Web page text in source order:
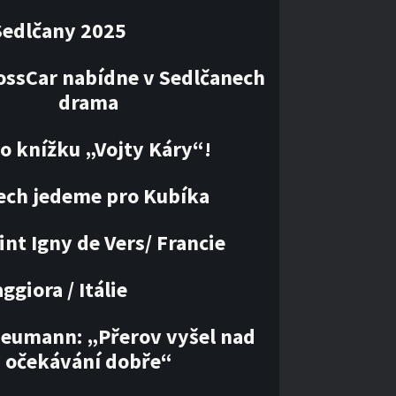
2025
nabídne v Sedlčanech
drama
knížku „Vojty Káry“!
jedeme pro Kubíka
Igny de Vers/ Francie
/ Itálie
„Přerov vyšel nad
očekávání dobře“